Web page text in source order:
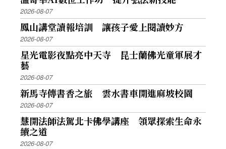
2026-08-07
鳳山講堂讀報培訓 讓孩子愛上閱讀妙方
2026-08-07
星光電影夜點亮中天寺 昆士蘭佛光童軍展才
藝
2026-08-07
新馬寺傳書香之旅 雲水書車開進麻坡校園
2026-08-07
慧開法師法駕北卡佛學講座 領眾探索生命永
續之道
2026-08-07